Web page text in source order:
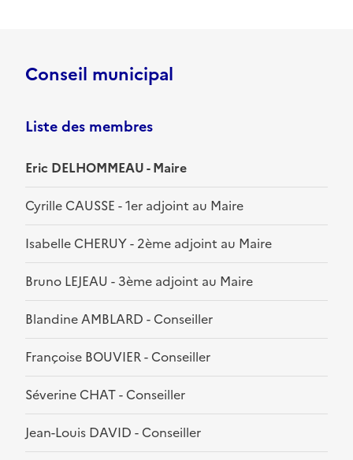
Conseil municipal
Liste des membres
Eric DELHOMMEAU - Maire
Cyrille CAUSSE - 1er adjoint au Maire
Isabelle CHERUY - 2ème adjoint au Maire
Bruno LEJEAU - 3ème adjoint au Maire
Blandine AMBLARD - Conseiller
Françoise BOUVIER - Conseiller
Séverine CHAT - Conseiller
Jean-Louis DAVID - Conseiller